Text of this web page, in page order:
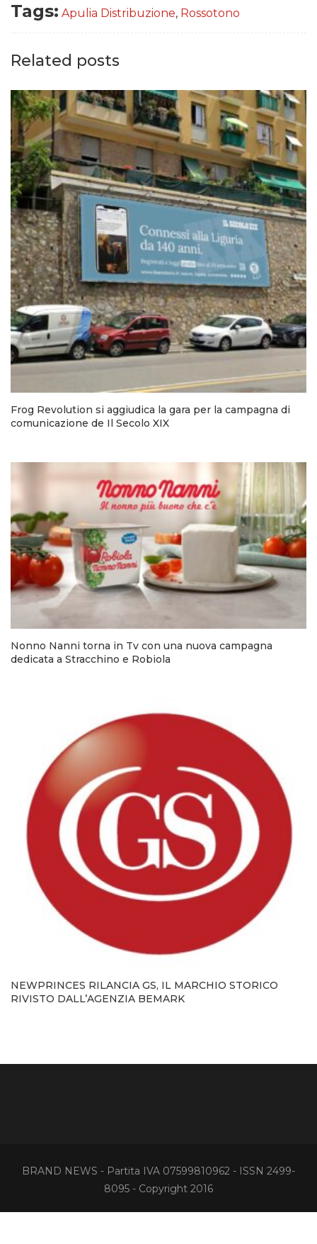
Tags: Apulia Distribuzione, Rossotono
Related posts
Frog Revolution si aggiudica la gara per la campagna di
comunicazione de Il Secolo XIX
Nonno Nanni torna in Tv con una nuova campagna
dedicata a Stracchino e Robiola
NEWPRINCES RILANCIA GS, IL MARCHIO STORICO
RIVISTO DALL’AGENZIA BEMARK
BRAND NEWS - Partita IVA 07599810962 - ISSN 2499-
8095 - Copyright 2016